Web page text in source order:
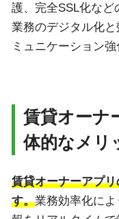
護、完全SSL化など
業務のデジタル化
ミュニケーション
賃貸オーナ
体的なメリ
賃貸オーナーアプ
す。業務効率化に